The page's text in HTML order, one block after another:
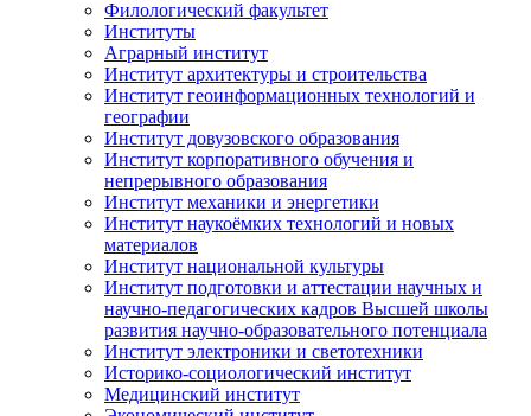
Филологический факультет
Институты
Аграрный институт
Институт архитектуры и строительства
Институт геоинформационных технологий и
географии
Институт довузовского образования
Институт корпоративного обучения и
непрерывного образования
Институт механики и энергетики
Институт наукоёмких технологий и новых
материалов
Институт национальной культуры
Институт подготовки и аттестации научных и
научно-педагогических кадров Высшей школы
развития научно-образовательного потенциала
Институт электроники и светотехники
Историко-социологический институт
Медицинский институт